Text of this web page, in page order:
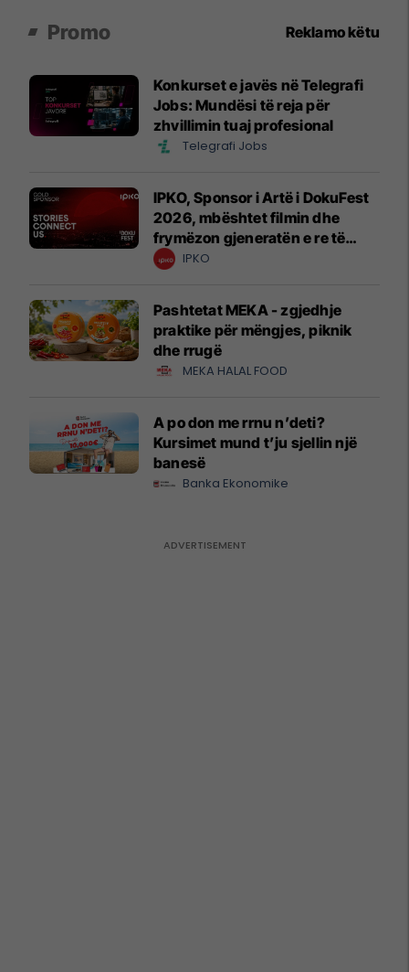
Promo Reklamo këtu
Konkurset e javës në Telegrafi
Jobs: Mundësi të reja për
zhvillimin tuaj profesional
Telegrafi Jobs
IPKO, Sponsor i Artë i DokuFest
2026, mbështet filmin dhe
frymëzon gjeneratën e re të
krijuesve
IPKO
Pashtetat MEKA - zgjedhje
praktike për mëngjes, piknik
dhe rrugë
MEKA HALAL FOOD
A po don me rrnu n’deti?
Kursimet mund t’ju sjellin një
banesë
Banka Ekonomike